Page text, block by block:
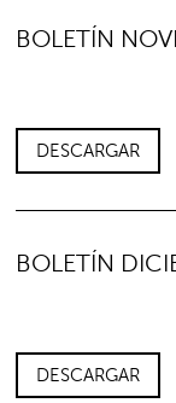
BOLETÍN
DESCARGAR
BOLETÍN
DESCARGAR